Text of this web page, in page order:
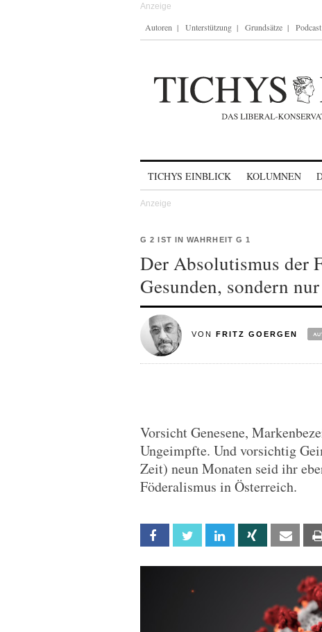
Autoren Unterstützung Grundsätze Podcast
TICHYS EINBLICK KOLUMNEN
G 2 IST IN WAHRHEIT G 1
Der Absolutismus der
Gesunden, sondern
VON FRITZ GOERGEN
Vorsicht Genesene,
Ungeimpfte. Und vorsichtig
Zeit) neun Monaten seid ihr
Föderalismus in Österreich.
Facebook Twitter Linkedin Xing Email